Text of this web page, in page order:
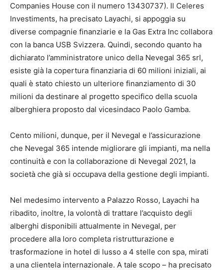
Companies House con il numero 13430737). Il Celeres
Investiments, ha precisato Layachi, si appoggia su
diverse compagnie finanziarie e la Gas Extra Inc collabora
con la banca USB Svizzera. Quindi, secondo quanto ha
dichiarato l’amministratore unico della Nevegal 365 srl,
esiste già la copertura finanziaria di 60 milioni iniziali, ai
quali è stato chiesto un ulteriore finanziamento di 30
milioni da destinare al progetto specifico della scuola
alberghiera proposto dal vicesindaco Paolo Gamba.
Cento milioni, dunque, per il Nevegal e l’assicurazione
che Nevegal 365 intende migliorare gli impianti, ma nella
continuità e con la collaborazione di Nevegal 2021, la
società che già si occupava della gestione degli impianti.
Nel medesimo intervento a Palazzo Rosso, Layachi ha
ribadito, inoltre, la volontà di trattare l’acquisto degli
alberghi disponibili attualmente in Nevegal, per
procedere alla loro completa ristrutturazione e
trasformazione in hotel di lusso a 4 stelle con spa, mirati
a una clientela internazionale. A tale scopo – ha precisato